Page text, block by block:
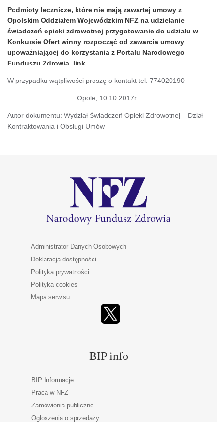
Podmioty lecznicze, które nie mają zawartej umowy z
Opolskim Oddziałem Wojewódzkim NFZ na udzielanie
świadczeń opieki zdrowotnej przygotowanie do udziału w
Konkursie Ofert winny rozpocząć od zawarcia umowy
upoważniającej do korzystania z Portalu Narodowego
Funduszu Zdrowia link
W przypadku wątpliwości proszę o kontakt tel. 774020190
Opole, 10.10.2017r.
Autor dokumentu: Wydział Świadczeń Opieki Zdrowotnej – Dział
Kontraktowania i Obsługi Umów
Administrator Danych Osobowych
Deklaracja dostępności
Polityka prywatności
Polityka cookies
Mapa serwisu
BIP info
BIP Informacje
Praca w NFZ
Zamówienia publiczne
Ogłoszenia o sprzedaży